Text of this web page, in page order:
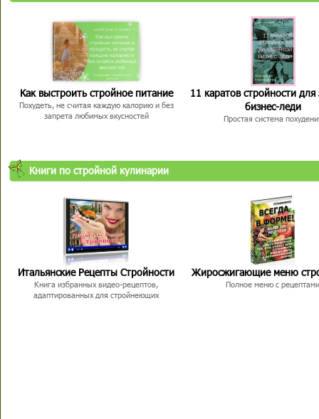
Как выстроить стройное питание
Похудеть, не считая каждую калорию и без
запрета любимых вкусностей
11 каратов стройности для
бизнес-леди
Простая система
Книги по стройной кулинарии
Итальянские Рецепты Стройности
Книга избранных видео-рецептов,
адаптированных для стройнеющих
Жиросжигающие меню
Полное меню с рецептами